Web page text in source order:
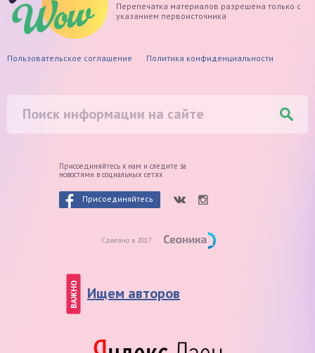
Перепечатка материалов разрешена только с
указанием первоисточника
Пользовательское соглашение Политика конфиденциальности
Присоединяйтесь к нам и следите за
новостями в социальных сетях
Присоединяйтесь
Сделано в 2017
ВАЖНО Ищем авторов